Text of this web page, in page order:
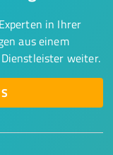
in Ihrer
aus einem
weiter.